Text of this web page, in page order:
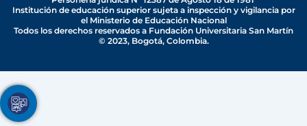
e
o
k
i
n
-
n
r
a
m
Institución de educación superior sujeta a inspección y vigilancia por
el Ministerio de Educación Nacional
Todos los derechos reservados a Fundación Universitaria San Martín
© 2023, Bogotá, Colombia.
Youtube
Facebook
Twitter
TikTok
Instagram